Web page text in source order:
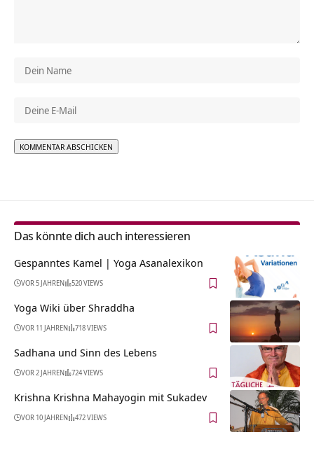
Das könnte dich auch interessieren
Gespanntes Kamel | Yoga Asanalexikon
VOR 5 JAHREN 520 VIEWS
Yoga Wiki über Shraddha
VOR 11 JAHREN 718 VIEWS
Sadhana und Sinn des Lebens
VOR 2 JAHREN 724 VIEWS
Krishna Krishna Mahayogin mit Sukadev
VOR 10 JAHREN 472 VIEWS